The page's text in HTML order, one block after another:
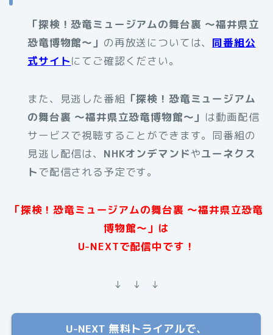
「探検！恐竜ミュージアムの舞台裏 〜福井県立
恐竜博物館〜」 の再放送については、 同番組公
式サイトにてご確認ください。
また、見逃した番組 「探検！恐竜ミュージアム
の舞台裏 〜福井県立恐竜博物館〜」 は動画配信
サービスで視聴することができます。同番組の
見逃し配信は、 NHKオンデマンドやユーネクス
トで配信される予定です。
「探検！恐竜ミュージアムの舞台裏 〜福井県立恐竜
博物館〜」は
U-NEXTで配信中です！
↓ ↓ ↓
U-NEXT 無料トライアルで、